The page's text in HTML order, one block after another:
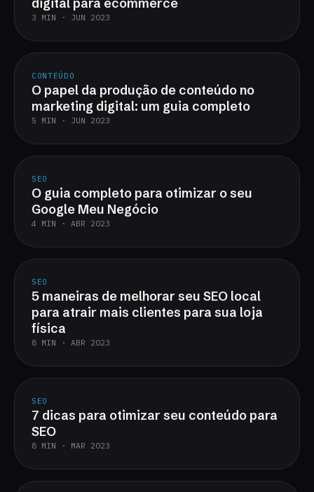
3 MIN · JUN 2023
CONTEÚDO
O papel da produção de conteúdo no
marketing digital: um guia completo
5 MIN · JUN 2023
SEO
O guia completo para otimizar o seu
Google Meu Negócio
4 MIN · ABR 2023
SEO
5 maneiras de melhorar seu SEO local
para atrair mais clientes para sua loja
física
8 MIN · ABR 2023
SEO
7 dicas para otimizar seu conteúdo para
SEO
8 MIN · MAR 2023